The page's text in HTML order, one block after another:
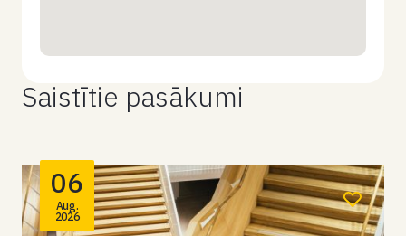
Saistītie pasākumi
06
Aug.
2026